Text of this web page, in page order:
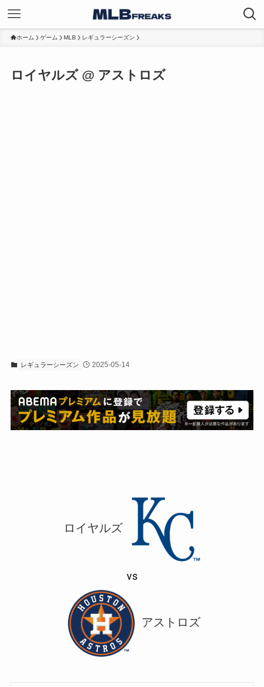
ホーム ゲーム MLB レギュラーシーズン
ロイヤルズ @ アストロズ
レギュラーシーズン 2025-05-14
ロイヤルズ
vs
アストロズ